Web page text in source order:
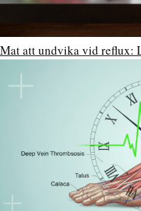
Mat att undvika vid reflux: